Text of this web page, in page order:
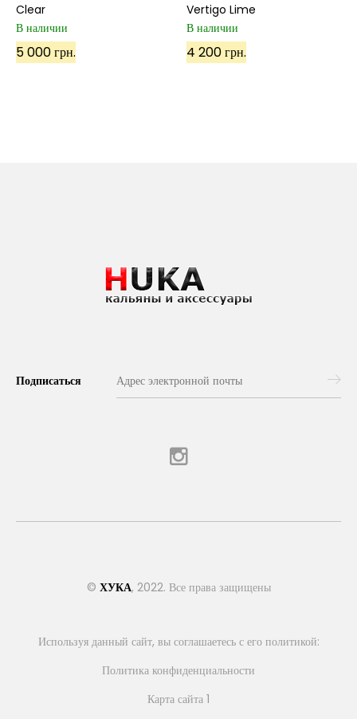
Clear
В наличии
5 000 грн.
Vertigo Lime
В наличии
4 200 грн.
Подписаться
© ХУКА, 2022. Все права защищены
Используя данный сайт, вы соглашаетесь с его политикой:
Политика конфиденциальности
Карта сайта 1